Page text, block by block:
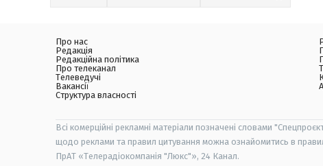
Про нас
Редакція
Редакційна політика
Про телеканал
Телеведучі
Вакансії
Структура власності
Всі комерційні рекламні матеріали позначені словами
щодо реклами та правил цитування можна ознайомитись в
ПрАТ «Телерадіокомпанія "Люкс"», 24 Канал.